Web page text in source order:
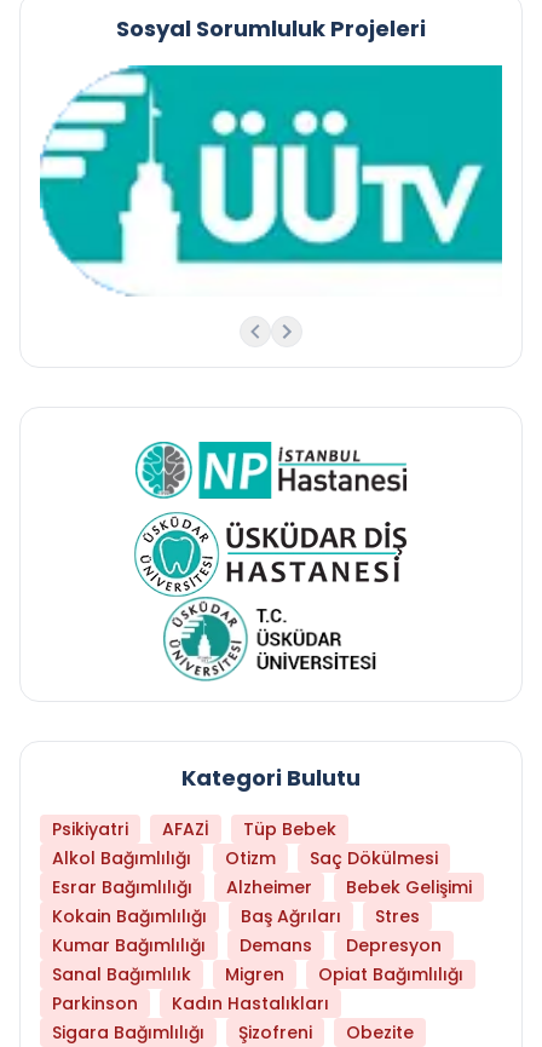
Sosyal Sorumluluk Projeleri
Kategori Bulutu
Psikiyatri AFAZİ
Tüp Bebek
Alkol Bağımlılığı
Otizm
Saç Dökülmesi
Esrar Bağımlılığı
Alzheimer
Bebek Gelişimi
Kokain Bağımlılığı
Baş Ağrıları
Stres
Kumar Bağımlılığı
Demans
Depresyon
Sanal Bağımlılık
Migren
Opiat Bağımlılığı
Parkinson
Kadın Hastalıkları
Sigara Bağımlılığı
Şizofreni Obezite